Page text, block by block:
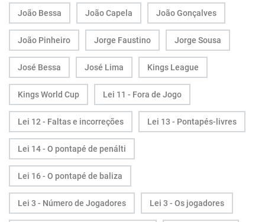
João Bessa João Capela João Gonçalves
João Pinheiro Jorge Faustino Jorge Sousa
José Bessa José Lima Kings League
Kings World Cup Lei 11 - Fora de Jogo
Lei 12 - Faltas e incorreções Lei 13 - Pontapés-livres
Lei 14 - O pontapé de penálti
Lei 16 - O pontapé de baliza
Lei 3 - Número de Jogadores Lei 3 - Os jogadores